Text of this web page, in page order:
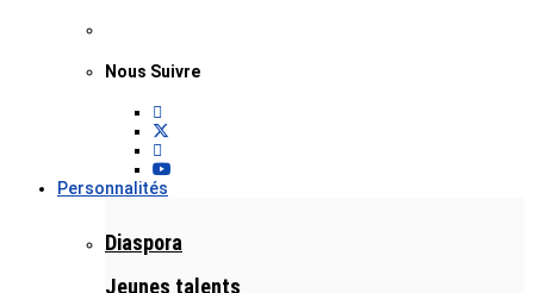
Nous Suivre
Personnalités
Diaspora
Jeunes talents